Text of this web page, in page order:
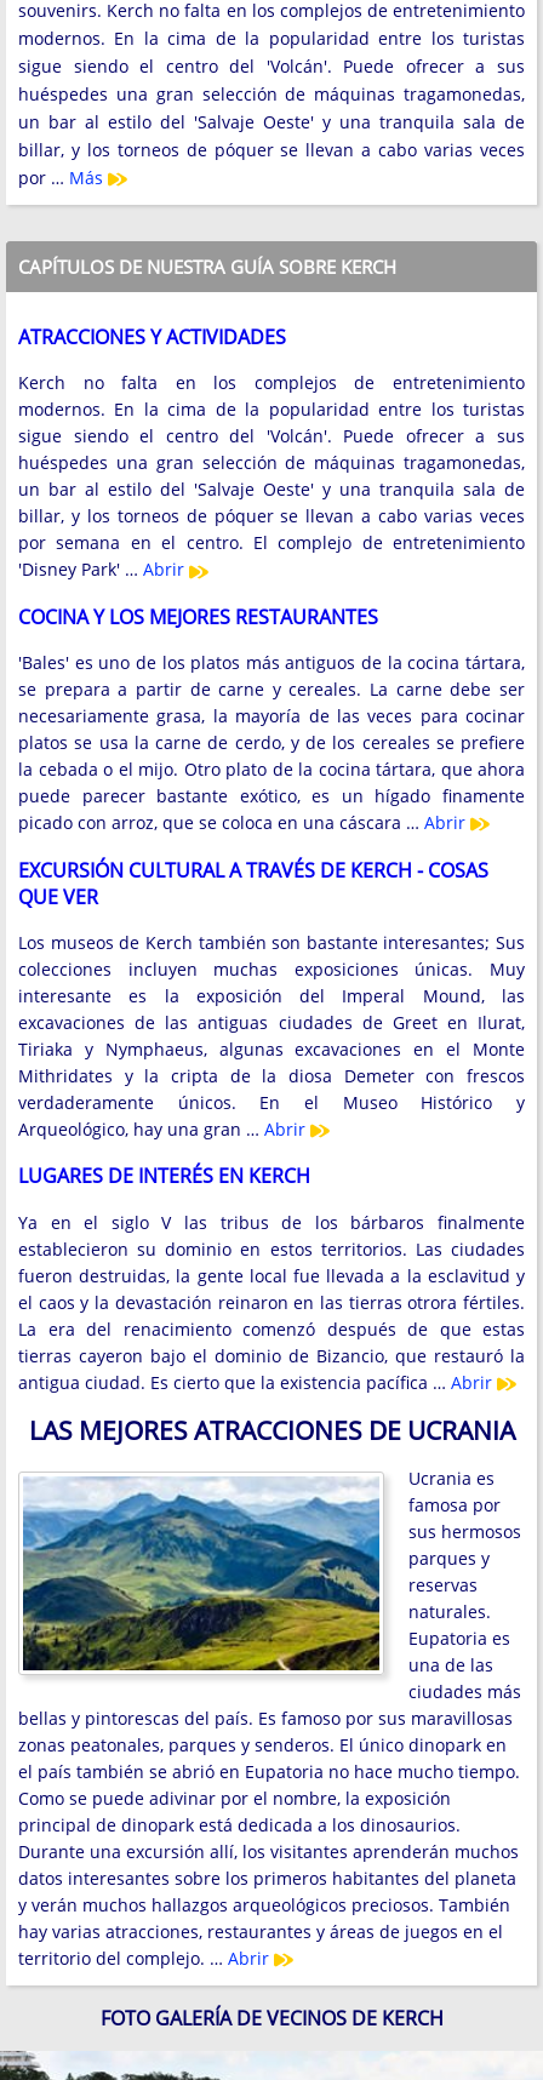
souvenirs. Kerch no falta en los complejos de entretenimiento
modernos. En la cima de la popularidad entre los turistas
sigue siendo el centro del 'Volcán'. Puede ofrecer a sus
huéspedes una gran selección de máquinas tragamonedas,
un bar al estilo del 'Salvaje Oeste' y una tranquila sala de
billar, y los torneos de póquer se llevan a cabo varias veces
por … Más
CAPÍTULOS DE NUESTRA GUÍA SOBRE KERCH
ATRACCIONES Y ACTIVIDADES
Kerch no falta en los complejos de entretenimiento
modernos. En la cima de la popularidad entre los turistas
sigue siendo el centro del 'Volcán'. Puede ofrecer a sus
huéspedes una gran selección de máquinas tragamonedas,
un bar al estilo del 'Salvaje Oeste' y una tranquila sala de
billar, y los torneos de póquer se llevan a cabo varias veces
por semana en el centro. El complejo de entretenimiento
'Disney Park' … Abrir
COCINA Y LOS MEJORES RESTAURANTES
'Bales' es uno de los platos más antiguos de la cocina tártara,
se prepara a partir de carne y cereales. La carne debe ser
necesariamente grasa, la mayoría de las veces para cocinar
platos se usa la carne de cerdo, y de los cereales se prefiere
la cebada o el mijo. Otro plato de la cocina tártara, que ahora
puede parecer bastante exótico, es un hígado finamente
picado con arroz, que se coloca en una cáscara … Abrir
EXCURSIÓN CULTURAL A TRAVÉS DE KERCH - COSAS
QUE VER
Los museos de Kerch también son bastante interesantes; Sus
colecciones incluyen muchas exposiciones únicas. Muy
interesante es la exposición del Imperal Mound, las
excavaciones de las antiguas ciudades de Greet en Ilurat,
Tiriaka y Nymphaeus, algunas excavaciones en el Monte
Mithridates y la cripta de la diosa Demeter con frescos
verdaderamente únicos. En el Museo Histórico y
Arqueológico, hay una gran … Abrir
LUGARES DE INTERÉS EN KERCH
Ya en el siglo V las tribus de los bárbaros finalmente
establecieron su dominio en estos territorios. Las ciudades
fueron destruidas, la gente local fue llevada a la esclavitud y
el caos y la devastación reinaron en las tierras otrora fértiles.
La era del renacimiento comenzó después de que estas
tierras cayeron bajo el dominio de Bizancio, que restauró la
antigua ciudad. Es cierto que la existencia pacífica … Abrir
LAS MEJORES ATRACCIONES DE UCRANIA
Ucrania es
famosa por
sus hermosos
parques y
reservas
naturales.
Eupatoria es
una de las
ciudades más
bellas y pintorescas del país. Es famoso por sus maravillosas
zonas peatonales, parques y senderos. El único dinopark en
el país también se abrió en Eupatoria no hace mucho tiempo.
Como se puede adivinar por el nombre, la exposición
principal de dinopark está dedicada a los dinosaurios.
Durante una excursión allí, los visitantes aprenderán muchos
datos interesantes sobre los primeros habitantes del planeta
y verán muchos hallazgos arqueológicos preciosos. También
hay varias atracciones, restaurantes y áreas de juegos en el
territorio del complejo. … Abrir
FOTO GALERÍA DE VECINOS DE KERCH